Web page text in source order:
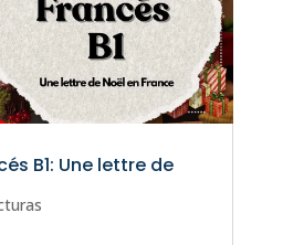
B1: Une lettre de